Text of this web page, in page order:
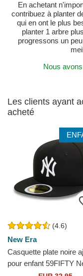
En achetant
contribuez à planter
qui en ont le plus
planter 1 arbre
progressons un
Nous
Les clients ayant
acheté
(4.6)
New Era
Casquette plate noire
pour enfant 59FIFTY